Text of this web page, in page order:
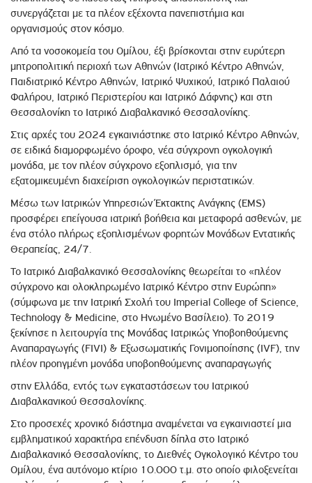
συνεργάζεται με τα πλέον εξέχοντα πανεπιστήμια και
οργανισμούς στον κόσμο.
Από τα νοσοκομεία του Ομίλου, έξι βρίσκονται στην ευρύτερη
μητροπολιτική περιοχή των Αθηνών (Ιατρικό Κέντρο Αθηνών,
Παιδιατρικό Κέντρο Αθηνών, Ιατρικό Ψυχικού, Ιατρικό Παλαιού
Φαλήρου, Ιατρικό Περιστερίου και Ιατρικό Δάφνης) και στη
Θεσσαλονίκη το Ιατρικό Διαβαλκανικό Θεσσαλονίκης.
Στις αρχές του 2024 εγκαινιάστηκε στο Ιατρικό Κέντρο Αθηνών,
σε ειδικά διαμορφωμένο όροφο, νέα σύγχρονη ογκολογική
μονάδα, με τον πλέον σύγχρονο εξοπλισμό, για την
εξατομικευμένη διαχείριση ογκολογικών περιστατικών.
Μέσω των Ιατρικών Υπηρεσιών Έκτακτης Ανάγκης (EMS)
προσφέρει επείγουσα ιατρική βοήθεια και μεταφορά ασθενών, με
ένα στόλο πλήρως εξοπλισμένων φορητών Μονάδων Εντατικής
Θεραπείας, 24/7.
Το Ιατρικό Διαβαλκανικό Θεσσαλονίκης θεωρείται το «πλέον
σύγχρονο και ολοκληρωμένο Ιατρικό Κέντρο στην Ευρώπη»
(σύμφωνα με την Ιατρική Σχολή του Imperial College of Science,
Technology & Medicine, στο Ηνωμένο Βασίλειο). Το 2019
ξεκίνησε η λειτουργία της Μονάδας Ιατρικώς Υποβοηθούμενης
Αναπαραγωγής (FIVI) & Εξωσωματικής Γονιμοποίησης (IVF), την
πλέον προηγμένη μονάδα υποβοηθούμενης αναπαραγωγής
στην Ελλάδα, εντός των εγκαταστάσεων του Ιατρικού
Διαβαλκανικού Θεσσαλονίκης.
Στο προσεχές χρονικό διάστημα αναμένεται να εγκαινιαστεί μια
εμβληματικού χαρακτήρα επένδυση δίπλα στο Ιατρικό
Διαβαλκανικό Θεσσαλονίκης, το Διεθνές Ογκολογικό Κέντρο του
Ομίλου, ένα αυτόνομο κτίριο 10.000 τ.μ. στο οποίο φιλοξενείται